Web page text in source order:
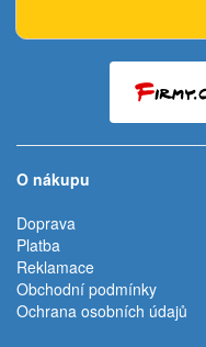
O nákupu
Doprava
Platba
Reklamace
Obchodní podmínky
Ochrana osobních údajů